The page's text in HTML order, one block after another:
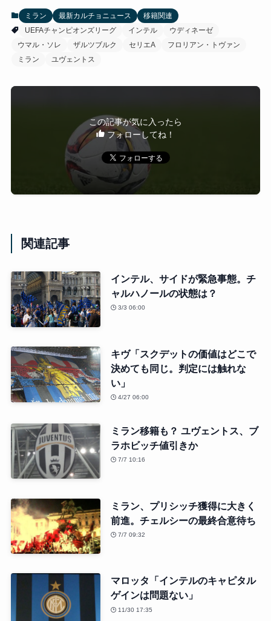
ミラン 最新カルチョニュース
移籍関連
UEFAチャンピオンズリーグ
インテル
ウディネーゼ
ウマル・ソレ
ザルツブルク セリエA
フロリアン・トヴァン
ミラン
ユヴェントス
この記事が気に入ったら
フォローしてね！
関連記事
インテル、サイドが緊急事態。チ
ャルハノールの状態は？
3/3 06:00
キヴ「スクデットの価値はどこで
決めても同じ。判定には触れな
い」
4/27 06:00
ミラン移籍も？ ユヴェントス、ブ
ラホビッチ値引きか
7/7 10:16
ミラン、プリシッチ獲得に大きく
前進。チェルシーの最終合意待ち
7/7 09:32
マロッタ「インテルのキャピタル
ゲインは問題ない」
11/30 17:35